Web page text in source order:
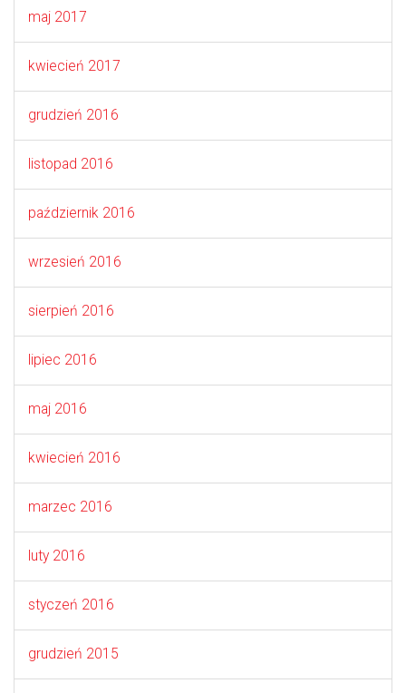
maj 2017
kwiecień 2017
grudzień 2016
listopad 2016
październik 2016
wrzesień 2016
sierpień 2016
lipiec 2016
maj 2016
kwiecień 2016
marzec 2016
luty 2016
styczeń 2016
grudzień 2015